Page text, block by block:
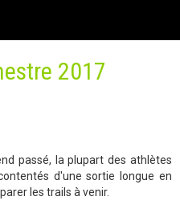
2017
passé, la plupart des athlètes
d'une sortie longue en
les trails à venir.